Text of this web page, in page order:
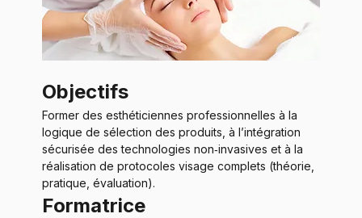
Objectifs
Former des esthéticiennes professionnelles à la
logique de sélection des produits, à l’intégration
sécurisée des technologies non‑invasives et à la
réalisation de protocoles visage complets (théorie,
pratique, évaluation).
Formatrice